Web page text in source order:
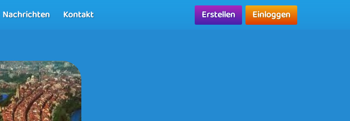
Nachrichten Kontakt Erstellen Einloggen